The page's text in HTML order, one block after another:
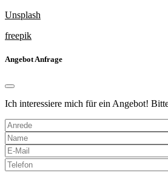
Unsplash
freepik
Angebot Anfrage
Ich interessiere mich für ein Angebot!
Bitte